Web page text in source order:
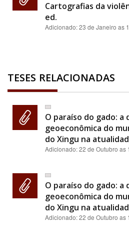
Cartografias da
ed.
Adicionado:23 de Janeiro as
TESES RELACIONADAS
O paraíso do gado: a
geoeconômica do
do Xingu na
Adicionado:22 de Outubro as
O paraíso do gado: a
geoeconômica do
do Xingu na
Adicionado:22 de Outubro as